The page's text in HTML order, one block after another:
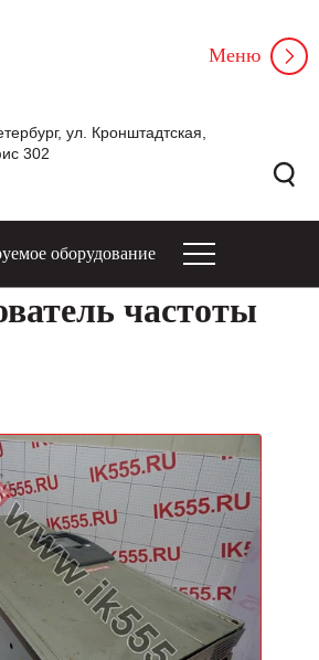
ул. Кронштадтская,
302
Меню
оборудование
частоты